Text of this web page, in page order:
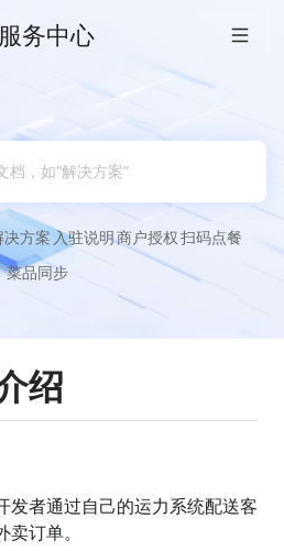
务中心
决方案 入驻说明商户授权扫码点餐
菜品同步
绍
者通过自己的运力系统配送客
订单。